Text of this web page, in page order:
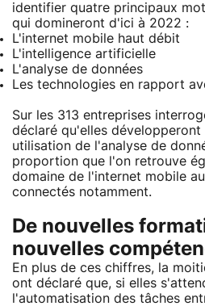
identifier quatre principaux
qui domineront d'ici à 2022 :
L'internet mobile haut débit
L'intelligence artificielle
L'analyse de données
Les technologies en rapport
Sur les 313 entreprises
déclaré qu'elles
utilisation de l'analyse de
proportion que l'on retrouve
domaine de l'internet mobile
connectés notamment.
De nouvelles
nouvelles
En plus de ces chiffres, la
ont déclaré que, si elles
l'automatisation des tâches